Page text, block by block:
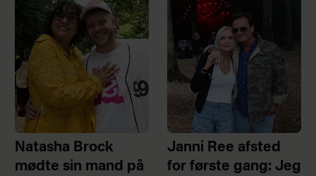
Natasha Brock
mødte sin mand på
Janni Ree afsted
for første gang: Jeg